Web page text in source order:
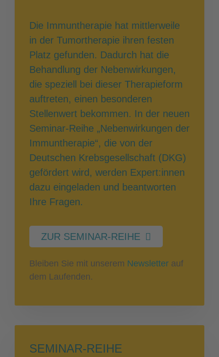
Die Immuntherapie hat mittlerweile
in der Tumortherapie ihren festen
Platz gefunden. Dadurch hat die
Behandlung der Nebenwirkungen,
die speziell bei dieser Therapieform
auftreten, einen besonderen
Stellenwert bekommen. In der neuen
Seminar-Reihe „Nebenwirkungen der
Immuntherapie“, die von der
Deutschen Krebsgesellschaft (DKG)
gefördert wird, werden Expert:innen
dazu eingeladen und beantworten
Ihre Fragen.
ZUR SEMINAR-REIHE
Bleiben Sie mit unserem Newsletter auf
dem Laufenden.
SEMINAR-REIHE